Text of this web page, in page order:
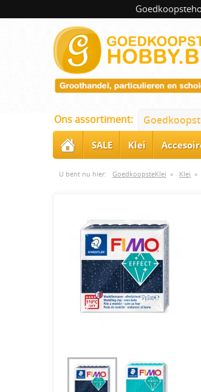
Ons assortiment:
SALE Klei
U bent nu hier: GoedkoopsteKlei » Klei »